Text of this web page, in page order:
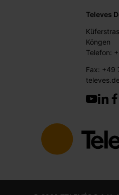
Televes
Köngen
Telefon:
Fax: +49